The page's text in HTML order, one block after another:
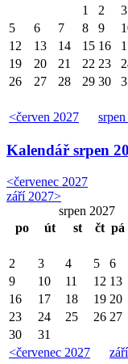
<červen 2027
1 2 3
5
6 7 8 9
12
13 14 15 16
19
20 21 22 23
26
27 28 29 30
Kalendář srpen
<červenec 2027
září 2027>
srpen 2027
po
út st čt pá
<červenec 2027
2
3 4 5 6
9
10 11 12 13
16
17 18 19 20
23
24 25 26 27
30
31